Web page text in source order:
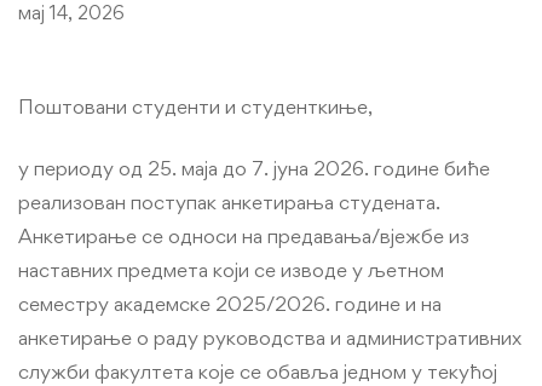
мај 14, 2026
Поштовани студенти и студенткиње,
у периоду од 25. маја до 7. јуна 2026. године биће
реализован поступак анкетирања студената.
Анкетирање се односи на предавања/вјежбе из
наставних предмета који се изводе у љетном
семестру академске 2025/2026. године и на
анкетирање о раду руководства и административних
служби факултета које се обавља једном у текућој